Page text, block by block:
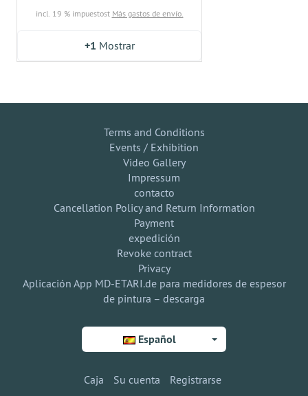
incl. 19 % impuestost Más gastos de envío.
+1 Mostrar
Terms and Conditions
Events / Exhibition
Video Gallery
Impressum
contacto
Cancellation Policy and Return Information
Payment
expedición
Revoke contract
Privacy
Aplicación App MD-ETARI.de para medidores de espesor
de pintura – descarga
Español
Caja Su cuenta Registrarse